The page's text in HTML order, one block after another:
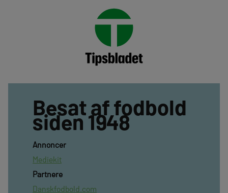
Besat af fodbold
siden 1948
Annoncer
Mediekit
Partnere
Danskfodbold.com